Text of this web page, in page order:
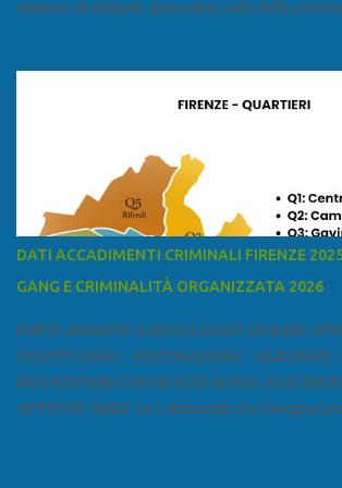
numero di abitanti (preceduta solo dalle
a est con le province di Pistoia e di Firenze, a
Lucca Ÿ la Versilia Ÿ la Media Valle del Serchio
Fonte: wikipedia Presenze mafiose e criminali
presenze mafiose in provincia sono assai
nella relazione del 2001 della Commissione
Livorno e Lucca agiscono i clan dei Fedele...”
DATI ACCADIMENTI CRIMINALI FIRENZE
GANG E CRIMINALITÀ ORGANIZZATA 2026
PARTE ANALITICA RICICLAGGIO DENARO
COLPITI SONO: • RISTORAZIONE • ALBERGHI
RIVENDITORI CON NEGOZI SENZA
ATTIVITÀ VARIE Le 5 domande che bisogna